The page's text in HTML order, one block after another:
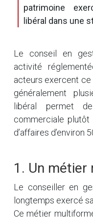
patrimoine
libéral dans une
Le conseil en
activité
acteurs exercent
généralement
libéral permet
commerciale
d’affaires d’environ
1. Un métier
Le conseiller en
longtemps exercé
Ce métier